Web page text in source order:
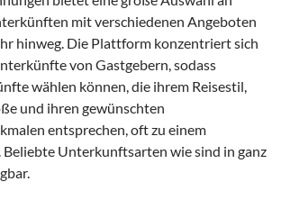
mit verschiedenen Angeboten
hinweg. Die Plattform konzentriert sich
von Gastgebern, sodass
wählen können, die ihrem Reisestil,
und ihren gewünschten
entsprechen, oft zu einem
Beliebte Unterkunftsarten wie sind in ganz